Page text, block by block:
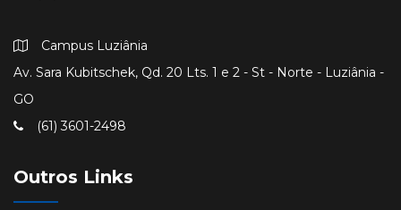
Campus Luziânia
Av. Sara Kubitschek, Qd. 20 Lts. 1 e 2 - St - Norte - Luziânia -
GO
(61) 3601-2498
Outros Links